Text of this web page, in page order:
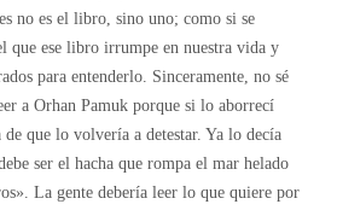
no es el libro, sino uno; como si se
que ese libro irrumpe en nuestra vida y
para entenderlo. Sinceramente, no sé
a Orhan Pamuk porque si lo aborrecí
de que lo volvería a detestar. Ya lo decía
ser el hacha que rompa el mar helado
La gente debería leer lo que quiere por